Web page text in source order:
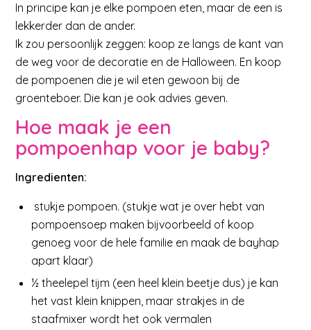
In principe kan je elke pompoen eten, maar de een is
lekkerder dan de ander.
Ik zou persoonlijk zeggen: koop ze langs de kant van
de weg voor de decoratie en de Halloween. En koop
de pompoenen die je wil eten gewoon bij de
groenteboer. Die kan je ook advies geven.
Hoe maak je een
pompoenhap voor je baby?
Ingredienten:
stukje pompoen. (stukje wat je over hebt van
pompoensoep maken bijvoorbeeld of koop
genoeg voor de hele familie en maak de bayhap
apart klaar)
½ theelepel tijm (een heel klein beetje dus) je kan
het vast klein knippen, maar strakjes in de
staafmixer wordt het ook vermalen